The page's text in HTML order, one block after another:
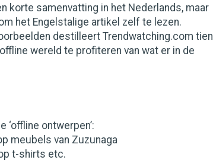
korte samenvatting in het Nederlands, maar
het Engelstalige artikel zelf te lezen.
destilleert Trendwatching.com tien
wereld te profiteren van wat er in de
‘offline ontwerpen’:
van Zuzunaga
t-shirts etc.